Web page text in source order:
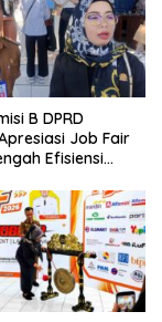
B DPRD
Job Fair
Efisiensi